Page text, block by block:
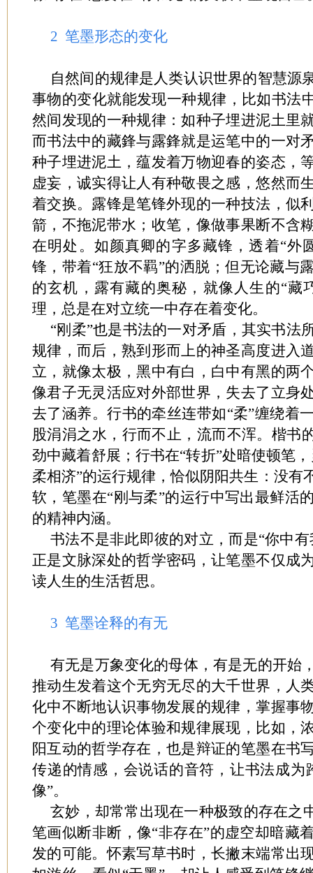
2 笔墨形态的变化
自然间的规律是人类认识世界的智慧源
事物的变化就能发现一种规律，比如书法
然间发现的一种规律：如种子埋进泥土里
而书法中的藏鋒与露鋒就是运笔中的一对
种子埋进泥土，蕴发着万物迎春的姿态，
虚妄，诚实得让人有种敬畏之感，悠然而
着交换。露锋是笔锋外现的一种技法，似
箭，不拖泥带水；收笔，像做事果断不含
在明处。如颜真卿的字多藏锋，透着“外
锋，带着“狂放不羁”的洒脱；但无论藏与
的玄机，露有藏的奥秘，就像人生的“藏
理，总是在对立统一中存在着变化。
“刚柔”也是书法的一对矛盾，其实书法
规律，而后，熟到形而上的神圣高度进入
立，就像太极，黑中有白，白中有黑的两
像君子无灵活应对外部世界，失去了立身
去了涵养。行书的牵丝连带如“柔”缠绕着
股涓涓之水，行而不止，流而不浑。楷书
劲中藏着舒展；行书在“转折”处暗使顿笔
柔相济”的运行规律，恰似阴阳共生：没有
软，笔墨在“刚与柔”的运行中写出最鲜活
的精神内涵。
书法不是非此即彼的对立，而是“你中
正是文脉深处的哲学密码，让笔墨不仅成
读人生的生活哲思。
3 笔墨诠释的有无
有无是万象变化的母体，有是无的开始
推动生发着这个无穷无尽的大千世界，人
化中不断地认识事物发展的规律，掌握事
个变化中的理论体验和规律展现，比如，
阳互动的哲学存在，也是辩证的笔墨在书
传递的情感，会说话的音符，让书法成为
像”。
玄妙，却常常出现在一种极致的存在之
笔画似断非断，像“非存在”的虚空却暗藏
发的可能。怀素写草书时，长撇末端常出